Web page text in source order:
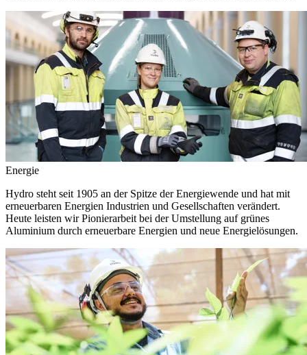
Energie
Hydro steht seit 1905 an der Spitze der Energiewende und hat mit
erneuerbaren Energien Industrien und Gesellschaften verändert.
Heute leisten wir Pionierarbeit bei der Umstellung auf grünes
Aluminium durch erneuerbare Energien und neue Energielösungen.